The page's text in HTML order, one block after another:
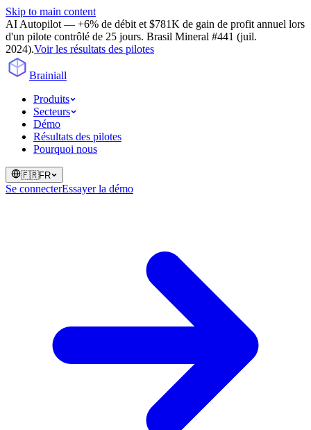
Skip to main content
AI Autopilot — +6% de débit et $781K de gain de profit annuel lors
d'un pilote contrôlé de 25 jours. Brasil Mineral #441 (juil.
2024).Voir les résultats des pilotes
Brainiall
Produits
Secteurs
Démo
Résultats des pilotes
Pourquoi nous
🇫🇷FR
Se connecterEssayer la démo